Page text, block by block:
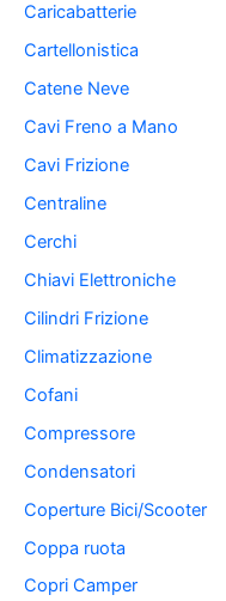
Caricabatterie
Cartellonistica
Catene Neve
Cavi Freno a Mano
Cavi Frizione
Centraline
Cerchi
Chiavi Elettroniche
Cilindri Frizione
Climatizzazione
Cofani
Compressore
Condensatori
Coperture Bici/Scooter
Coppa ruota
Copri Camper